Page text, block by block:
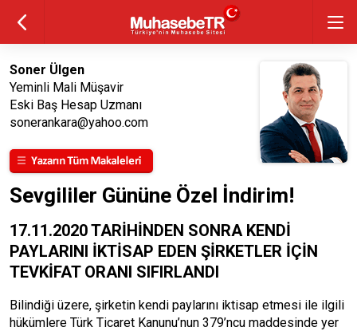
Soner Ülgen
Yeminli Mali Müşavir
Eski Baş Hesap Uzmanı
sonerankara@yahoo.com
Sevgililer Gününe Özel İndirim!
17.11.2020 TARİHİNDEN SONRA KENDİ
PAYLARINI İKTİSAP EDEN ŞİRKETLER İÇİN
TEVKİFAT ORANI SIFIRLANDI
Bilindiği üzere, şirketin kendi paylarını iktisap etmesi ile ilgili
hükümlere Türk Ticaret Kanunu’nun 379’ncu maddesinde yer